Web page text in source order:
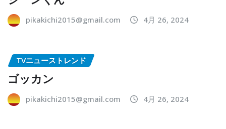
pikakichi2015@gmail.com 4月 26, 2024
TVニューストレンド
ゴッカン
pikakichi2015@gmail.com 4月 26, 2024